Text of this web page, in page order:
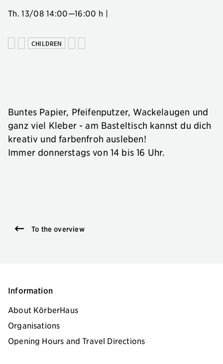
Th. 13/08 14:00—16:00 h |
CHILDREN
Buntes Papier, Pfeifenputzer, Wackelaugen und
ganz viel Kleber - am Basteltisch kannst du dich
kreativ und farbenfroh ausleben!
Immer donnerstags von 14 bis 16 Uhr.
To the overview
Information
About KörberHaus
Organisations
Opening Hours and Travel Directions